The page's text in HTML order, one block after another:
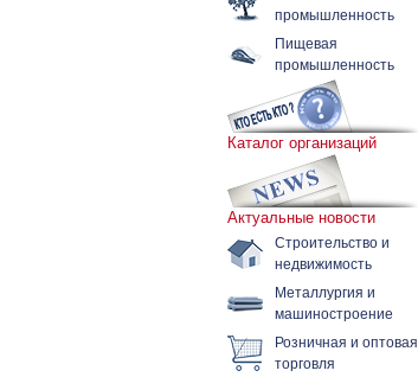
промышленность
Пищевая
промышленность
Каталог организаций
Актуальные новости
Строительство и
недвижимость
Металлургия и
машиностроение
Розничная и оптовая
торговля